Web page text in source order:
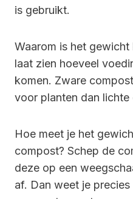
is gebruikt.
Waarom is het
laat zien hoeveel
komen. Zware
voor planten dan lichte
Hoe meet je het
compost? Schep de
deze op een
af. Dan weet je